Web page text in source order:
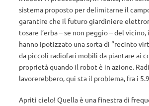
sistema proposto per delimitarne il
garantire che il futuro giardiniere
tosare l’erba – se non peggio – del
hanno ipotizzato una sorta di “recinto
da piccoli radiofari mobili da piantare ai
proprietà quando il robot è in azione.
lavorerebbero, qui sta il problema, fra i
Apriti cielo! Quella è una finestra di